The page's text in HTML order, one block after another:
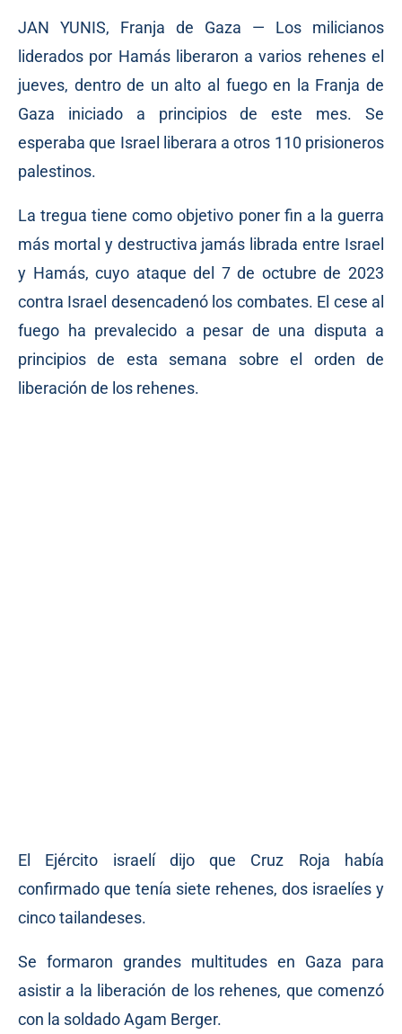
JAN YUNIS, Franja de Gaza — Los milicianos
liderados por Hamás liberaron a varios rehenes el
jueves, dentro de un alto al fuego en la Franja de
Gaza iniciado a principios de este mes. Se
esperaba que Israel liberara a otros 110 prisioneros
palestinos.
La tregua tiene como objetivo poner fin a la guerra
más mortal y destructiva jamás librada entre Israel
y Hamás, cuyo ataque del 7 de octubre de 2023
contra Israel desencadenó los combates. El cese al
fuego ha prevalecido a pesar de una disputa a
principios de esta semana sobre el orden de
liberación de los rehenes.
El Ejército israelí dijo que Cruz Roja había
confirmado que tenía siete rehenes, dos israelíes y
cinco tailandeses.
Se formaron grandes multitudes en Gaza para
asistir a la liberación de los rehenes, que comenzó
con la soldado Agam Berger.